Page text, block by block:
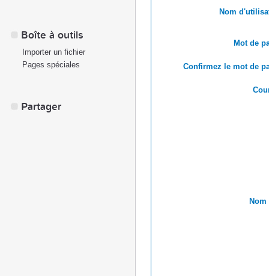
Nom
Mot de
Confirmez le mot de
Nom
Boîte à outils
Importer un fichier
Pages spéciales
Partager